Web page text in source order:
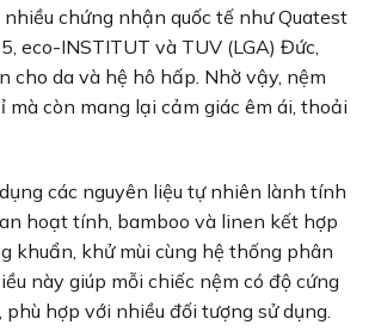
chứng nhận quốc tế như Quatest
eco-INSTITUT và TUV (LGA) Đức,
cho da và hệ hô hấp. Nhờ vậy, nệm
mà còn mang lại cảm giác êm ái, thoải
các nguyên liệu tự nhiên lành tính
hoạt tính, bamboo và linen kết hợp
khuẩn, khử mùi cùng hệ thống phân
này giúp mỗi chiếc nệm có độ cứng
phù hợp với nhiều đối tượng sử dụng.